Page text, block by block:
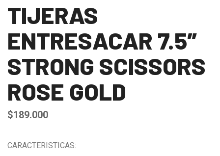
TIJERAS
ENTRESACAR 7.5″
STRONG SCISSORS
ROSE GOLD
$189.000
CARACTERISTICAS: